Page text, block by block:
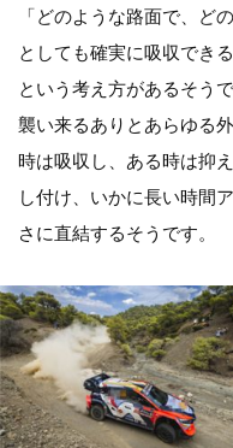
「どのような路面で、ど
としても確実に吸収でき
という考え方があるそうで
襲い来るありとあらゆる
時は吸収し、ある時は抑
し付け、いかに長い時間
さに直結するそうです。